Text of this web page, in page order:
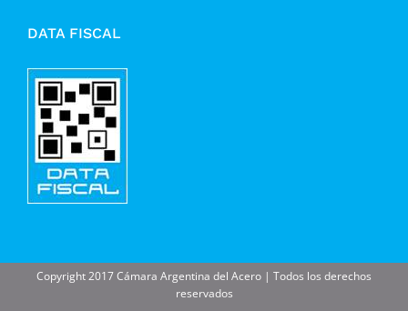
DATA FISCAL
Copyright 2017 Cámara Argentina del Acero | Todos los derechos
reservados